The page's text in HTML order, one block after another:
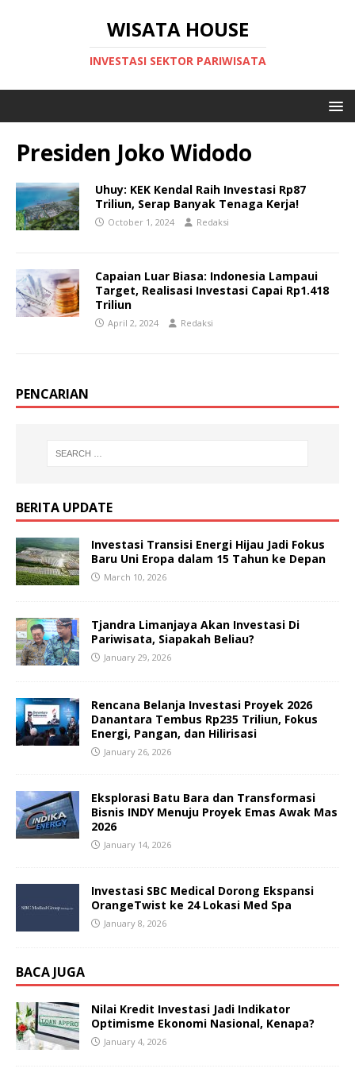
WISATA HOUSE
INVESTASI SEKTOR PARIWISATA
Presiden Joko Widodo
Uhuy: KEK Kendal Raih Investasi Rp87
Triliun, Serap Banyak Tenaga Kerja!
October 1, 2024 Redaksi
Capaian Luar Biasa: Indonesia Lampaui
Target, Realisasi Investasi Capai Rp1.418
Triliun
April 2, 2024 Redaksi
PENCARIAN
BERITA UPDATE
Investasi Transisi Energi Hijau Jadi Fokus
Baru Uni Eropa dalam 15 Tahun ke Depan
March 10, 2026
Tjandra Limanjaya Akan Investasi Di
Pariwisata, Siapakah Beliau?
January 29, 2026
Rencana Belanja Investasi Proyek 2026
Danantara Tembus Rp235 Triliun, Fokus
Energi, Pangan, dan Hilirisasi
January 26, 2026
Eksplorasi Batu Bara dan Transformasi
Bisnis INDY Menuju Proyek Emas Awak Mas
2026
January 14, 2026
Investasi SBC Medical Dorong Ekspansi
OrangeTwist ke 24 Lokasi Med Spa
January 8, 2026
BACA JUGA
Nilai Kredit Investasi Jadi Indikator
Optimisme Ekonomi Nasional, Kenapa?
January 4, 2026